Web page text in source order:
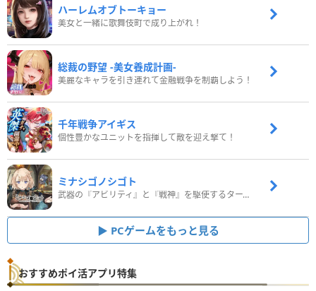
ハーレムオブトーキョー
美女と一緒に歌舞伎町で成り上がれ！
総裁の野望 -美女養成計画-
美麗なキャラを引き連れて金融戦争を制覇しよう！
千年戦争アイギス
個性豊かなユニットを指揮して敵を迎え撃て！
ミナシゴノシゴト
武器の『アビリティ』と『戦神』を駆使するターン制コマンドバトルRPG！
PCゲームをもっと見る
おすすめポイ活アプリ特集